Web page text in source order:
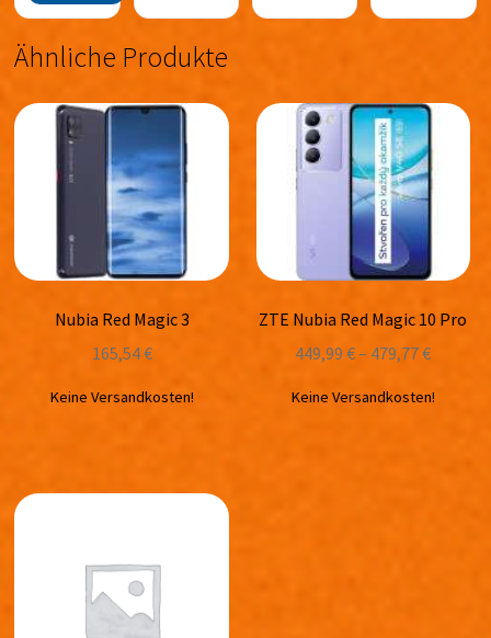
Ähnliche Produkte
Nubia Red Magic 3
165,54€
Keine Versandkosten!
ZTE Nubia Red Magic 10 Pro
449,99€– 479,77€
Keine Versandkosten!